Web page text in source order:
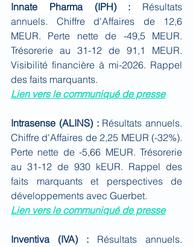
Innate Pharma (IPH) : Résultats
annuels. Chiffre d'Affaires de 12,6
MEUR. Perte nette de -49,5 MEUR.
Trésorerie au 31-12 de 91,1 MEUR.
Visibilité financière à mi-2026. Rappel
des faits marquants.
Lien vers le communiqué de presse
Intrasense (ALINS) : Résultats annuels.
Chiffre d'Affaires de 2,25 MEUR (-32%).
Perte nette de -5,66 MEUR. Trésorerie
au 31-12 de 930 kEUR. Rappel des
faits marquants et perspectives de
développements avec Guerbet.
Lien vers le communiqué de presse
Inventiva (IVA) : Résultats annuels.